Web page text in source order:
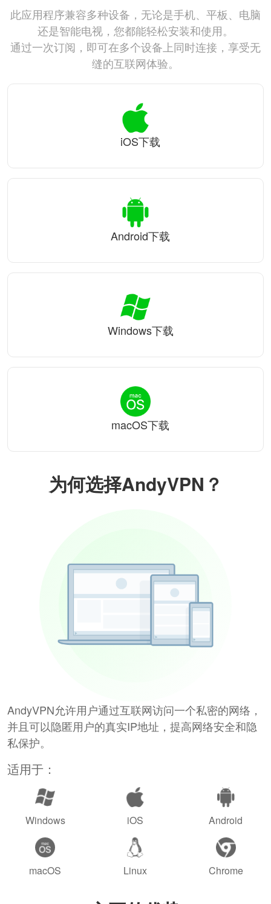
为何选择AndyVPN？
AndyVPN允许用户通过互联网访问一个私密的网络，
并且可以隐匿用户的真实IP地址，提高网络安全和隐
私保护。
适用于：
Windows iOS Android
macOS Linux Chrome
此应用程序兼容多种设备，无论是手机、平板、电脑
还是智能电视，您都能轻松安装和使用。
通过一次订阅，即可在多个设备上同时连接，享受无
缝的互联网体验。
iOS下载
Android下载
Windows下载
macOS下载